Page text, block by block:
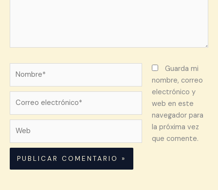
electrónico*
Guarda mi
nombre, correo
electrónico y
web en este
navegador para
la próxima vez
que comente.